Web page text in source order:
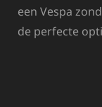
een Vespa
de perfecte